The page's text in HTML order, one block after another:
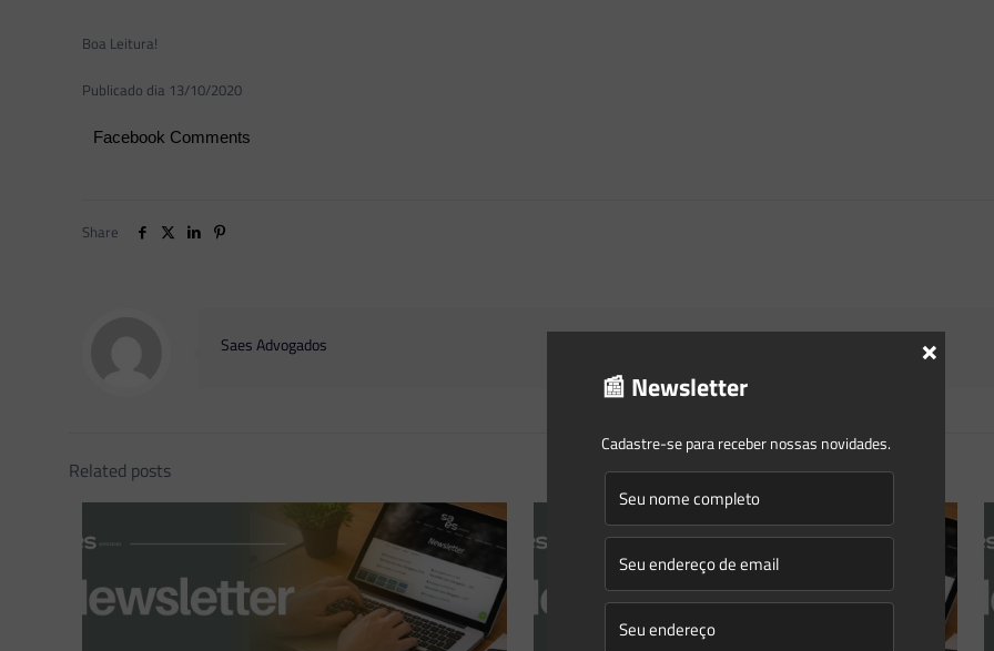
Boa Leitura!
Publicado dia 13/10/2020
Facebook Comments
Share
Saes Advogados
Related posts
📰 Newsletter
Cadastre-se para receber nossas novidades.
×